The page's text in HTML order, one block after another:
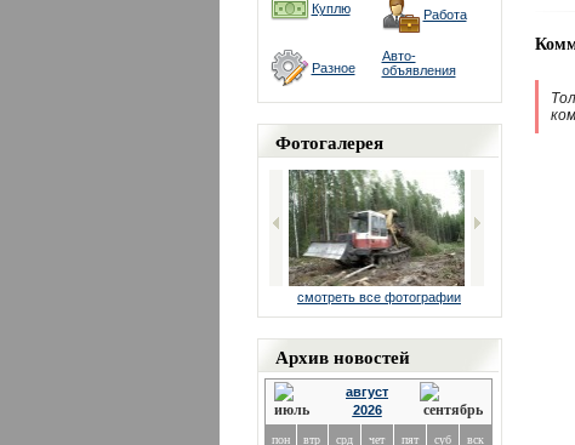
Куплю Работа
Разное
Авто-
объявления
Фотогалерея
смотреть все фотографии
Архив новостей
август
2026
пон втр срд чет пят суб вск